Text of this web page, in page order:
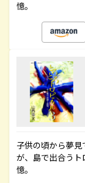
憶。
子供の頃から夢
が、島で出合う
憶。